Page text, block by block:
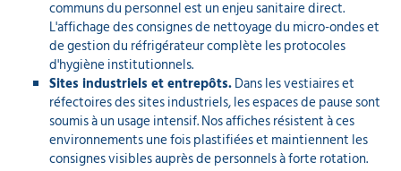
communs du personnel est un enjeu sanitaire direct.
L'affichage des consignes de nettoyage du micro-ondes et
de gestion du réfrigérateur complète les protocoles
d'hygiène institutionnels.
Sites industriels et entrepôts.Dans les vestiaires et
réfectoires des sites industriels, les espaces de pause sont
soumis à un usage intensif. Nos affiches résistent à ces
environnements une fois plastifiées et maintiennent les
consignes visibles auprès de personnels à forte rotation.